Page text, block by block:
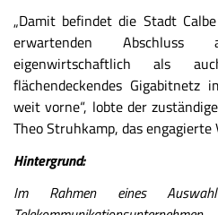
„Damit befindet die Stadt
erwartenden Abschluss
eigenwirtschaftlich als
flächendeckendes Gigabitnetz
weit vorne“, lobte der
Theo Struhkamp, das engagierte
Hintergrund:
Im Rahmen eines